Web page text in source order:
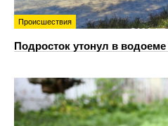
Происшествия
Подросток утонул в